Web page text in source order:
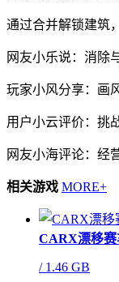
通过合并解锁建筑
网友小乐说：消除
玩家小风分享：画
用户小云评价：挑
网友小海评论：经
相关游戏 MORE+
CARX漂移赛
/1.46 GB